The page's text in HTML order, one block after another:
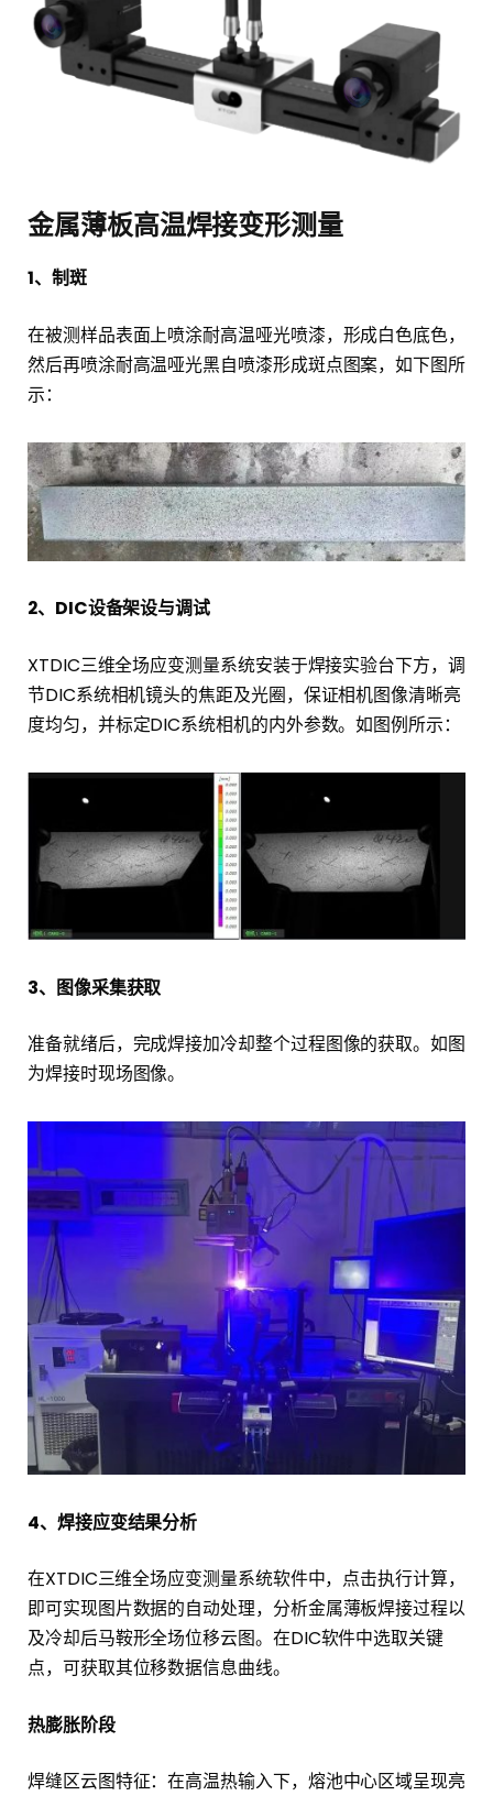
金属薄板高温焊接变形测量
1、制斑
在被测样品表面上喷涂耐高温哑光喷漆，形成白色底色，
然后再喷涂耐高温哑光黑自喷漆形成斑点图案，如下图所
示：
2、DIC设备架设与调试
XTDIC三维全场应变测量系统安装于焊接实验台下方，调
节DIC系统相机镜头的焦距及光圈，保证相机图像清晰亮
度均匀，并标定DIC系统相机的内外参数。如图例所示：
3、图像采集获取
准备就绪后，完成焊接加冷却整个过程图像的获取。如图
为焊接时现场图像。
4、焊接应变结果分析
在XTDIC三维全场应变测量系统软件中，点击执行计算，
即可实现图片数据的自动处理，分析金属薄板焊接过程以
及冷却后马鞍形全场位移云图。在DIC软件中选取关键
点，可获取其位移数据信息曲线。
热膨胀阶段
焊缝区云图特征：在高温热输入下，熔池中心区域呈现亮